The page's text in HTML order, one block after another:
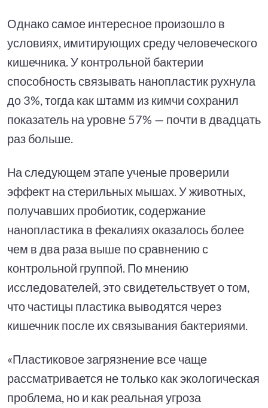
Однако самое интересное произошло в
условиях, имитирующих среду человеческого
кишечника. У контрольной бактерии
способность связывать нанопластик рухнула
до 3%, тогда как штамм из кимчи сохранил
показатель на уровне 57% — почти в двадцать
раз больше.
На следующем этапе ученые проверили
эффект на стерильных мышах. У животных,
получавших пробиотик, содержание
нанопластика в фекалиях оказалось более
чем в два раза выше по сравнению с
контрольной группой. По мнению
исследователей, это свидетельствует о том,
что частицы пластика выводятся через
кишечник после их связывания бактериями.
«Пластиковое загрязнение все чаще
рассматривается не только как экологическая
проблема, но и как реальная угроза